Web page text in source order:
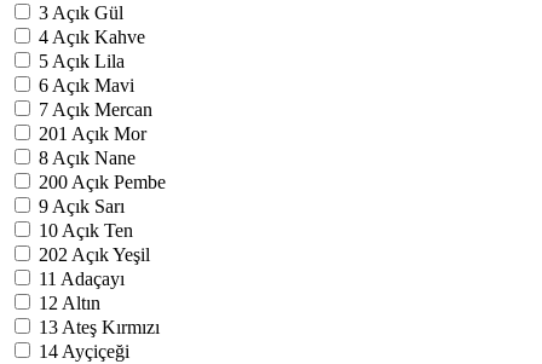
3 Açık Gül
4 Açık Kahve
5 Açık Lila
6 Açık Mavi
7 Açık Mercan
201 Açık Mor
8 Açık Nane
200 Açık Pembe
9 Açık Sarı
10 Açık Ten
202 Açık Yeşil
11 Adaçayı
12 Altın
13 Ateş Kırmızı
14 Ayçiçeği